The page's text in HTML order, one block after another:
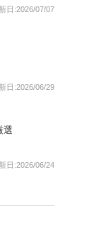
日:2026/07/07
日:2026/06/29
選
日:2026/06/24